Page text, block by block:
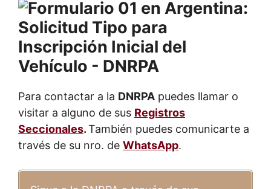
Para contactar a la DNRPA puedes llamar o
visitar a alguno de sus Registros
Seccionales.También puedes comunicarte a
través de su nro. de WhatsApp.